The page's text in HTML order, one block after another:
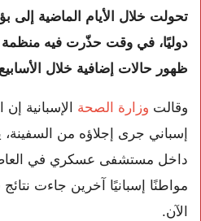
تحولت خلال الأيام الماضية إلى
دوليًا، في وقت حذّرت فيه منظمة
ظهور حالات إضافية خلال
وقالت وزارة الصحة الإسبانية
إسباني جرى إجلاؤه من
مواطنًا إسبانيًا آخرين جاءت
الآن.